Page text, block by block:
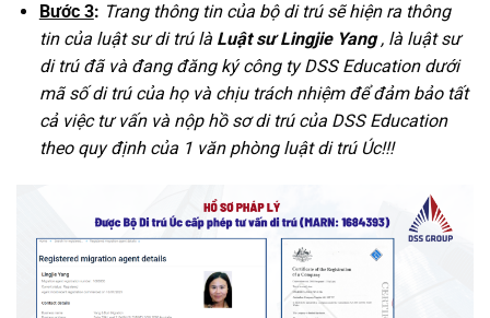
Bước 3: Trang thông tin của bộ di trú sẽ hiện ra thông
tin của luật sư di trú là Luật sư Lingjie Yang, là luật sư
di trú đã và đang đăng ký công tyDSS Education dưới
mã số di trú của họ và chịu trách nhiệm để đảm bảo tất
cả việc tư vấn và nộp hồ sơ di trú của DSS Education
theo quy định của 1 văn phòng luật di trú Úc!!!